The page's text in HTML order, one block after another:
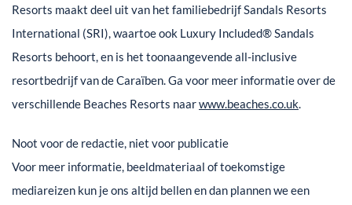
Resorts maakt deel uit van het familiebedrijf Sandals Resorts
International (SRI), waartoe ook Luxury Included® Sandals
Resorts behoort, en is het toonaangevende all-inclusive
resortbedrijf van de Caraïben. Ga voor meer informatie over de
verschillende Beaches Resorts naarwww.beaches.co.uk
Noot voor de redactie, niet voor publicatie
Voor meer informatie, beeldmateriaal of toekomstige
mediareizen kun je ons altijd bellen en dan plannen we een